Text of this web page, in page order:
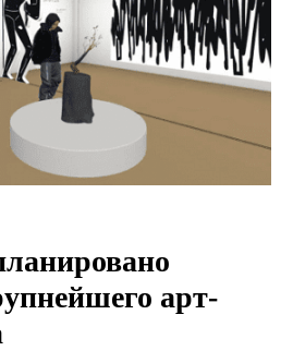
арт-